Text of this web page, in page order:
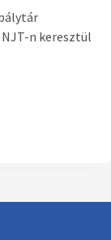
n keresztül